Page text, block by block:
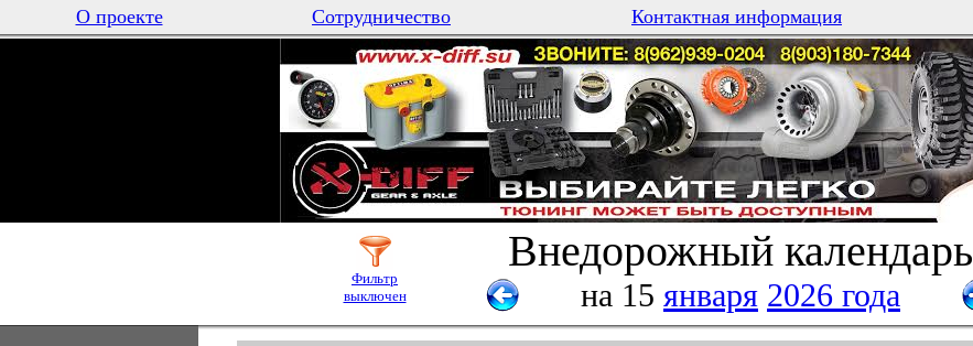
О проекте Сотрудничество Контактная информация
Фильтр
выключен
Внедорожный календарь
на 15 января 2026 года